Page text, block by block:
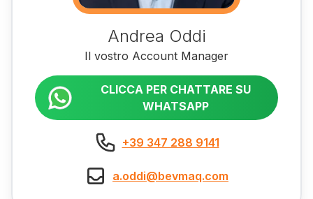
Andrea Oddi
Il vostro Account Manager
CLICCA PER CHATTARE SU
WHATSAPP
+39 347 288 9141
a.oddi@bevmaq.com